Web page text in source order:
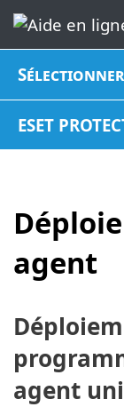
ESET
agent
agent